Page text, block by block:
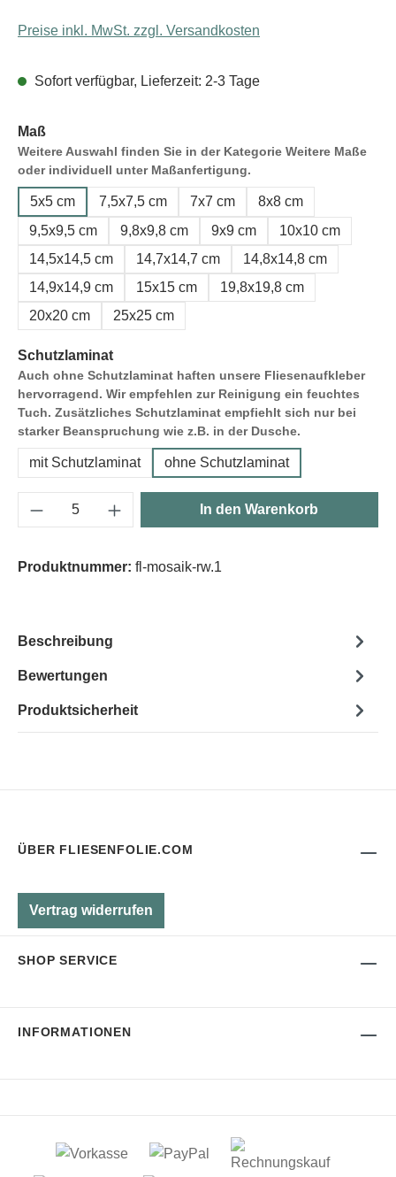
Preise inkl. MwSt. zzgl. Versandkosten
Sofort verfügbar, Lieferzeit: 2-3 Tage
Maß
Weitere Auswahl finden Sie in der Kategorie Weitere Maße
oder individuell unter Maßanfertigung.
5x5 cm 7,5x7,5 cm 7x7 cm
8x8 cm
9,5x9,5 cm
9,8x9,8 cm 9x9 cm
10x10 cm
14,5x14,5 cm
14,7x14,7 cm
14,8x14,8 cm
14,9x14,9 cm
15x15 cm
19,8x19,8 cm
20x20 cm
25x25 cm
Schutzlaminat
Auch ohne Schutzlaminat haften unsere Fliesenaufkleber
hervorragend. Wir empfehlen zur Reinigung ein feuchtes
Tuch. Zusätzliches Schutzlaminat empfiehlt sich nur bei
starker Beanspruchung wie z.B. in der Dusche.
mit Schutzlaminat ohne Schutzlaminat
Produkt Anzahl: Gib den gewünschten
In den Warenkorb
Produktnummer: fl-mosaik-rw.1
Beschreibung
Bewertungen
Produktsicherheit
ÜBER FLIESENFOLIE.COM
Vertrag widerrufen
SHOP SERVICE
INFORMATIONEN